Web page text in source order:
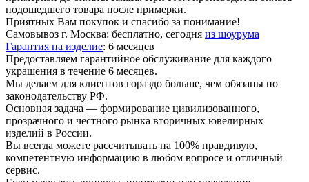
подошедшего товара после примерки.
Приятных Вам покупок и спасибо за понимание!
Самовывоз г. Москва: бесплатно, сегодня из шоурума
Гарантия на изделие: 6 месяцев
Предоставляем гарантийное обслуживание для каждого
украшения в течение 6 месяцев.
Мы делаем для клиентов гораздо больше, чем обязаны по
законодательству РФ.
Основная задача — формирование цивилизованного,
прозрачного и честного рынка вторичных ювелирных
изделий в России.
Вы всегда можете рассчитывать на 100% правдивую,
компетентную информацию в любом вопросе и отличный
сервис.